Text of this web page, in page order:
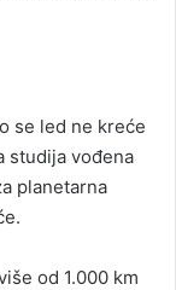
se led ne kreće
studija vođena
planetarna
od 1.000 km